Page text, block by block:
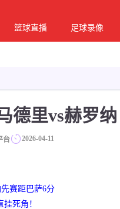
篮球直播 足球录像
台 2026-04-11
赛距巴萨6分
死角！